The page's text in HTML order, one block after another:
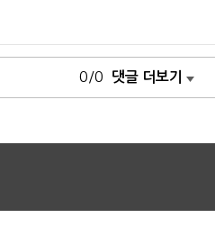
0/0 댓글 더보기